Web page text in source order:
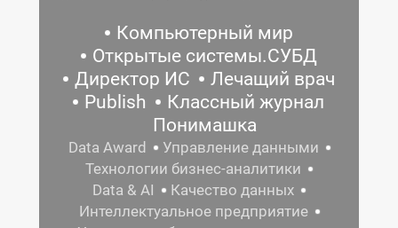
Компьютерный мир
Открытые системы.СУБД
Директор ИС
Лечащий врач
Publish
Классный журнал
Понимашка
Data Award
Управление данными
Технологии бизнес-аналитики
Data & AI
Качество данных
Интеллектуальное предприятие